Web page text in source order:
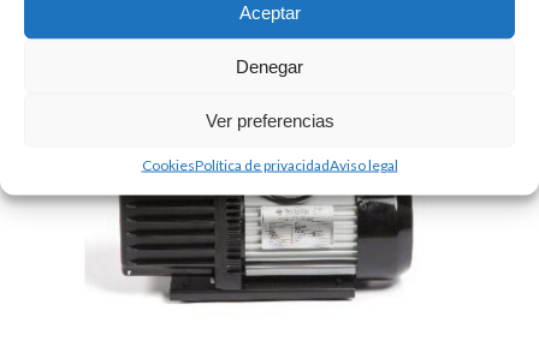
Aceptar
Denegar
Ver preferencias
CookiesPolítica de privacidadAviso legal